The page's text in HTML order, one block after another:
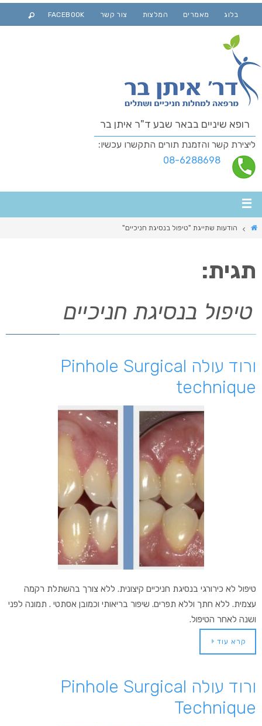
בלוג מאמרים המלצות צור קשר FACEBOOK
רופא שיניים בבאר שבע ד"ר איתן בר
ליצירת קשר והזמנת תורים התקשרו עכשיו:
08-6288698
הודעות שתייגת "טיפול בנסיגת חניכיים"
תגית:
טיפול בנסיגת חניכיים
ורוד עולה Pinhole Surgical
technique
טיפול לא כירורגי בנסיגת חניכיים קיצונית. ללא צורך בהשתלת רקמה
עצמית. ללא חתך וללא תפרים. שיפור בריאותי וכמובן אסתטי . תמונה לפני
ושנה לאחר הטיפול.
קרא עוד
ורוד עולה Pinhole Surgical
Technique